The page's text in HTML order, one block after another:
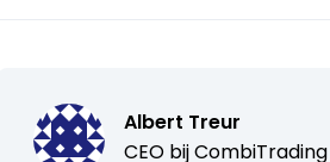
Albert Treur
CEO bijCombiTrading